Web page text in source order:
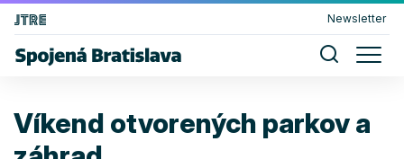
Newsletter
Víkend otvorených parkov a